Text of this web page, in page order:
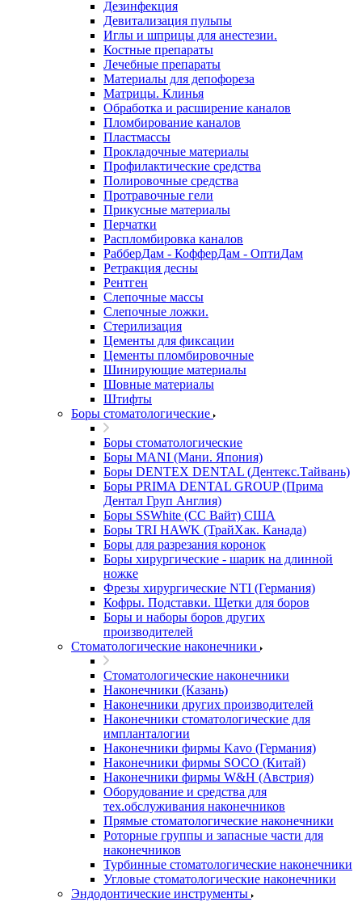
Дезинфекция
Девитализация пульпы
Иглы и шприцы для анестезии.
Костные препараты
Лечебные препараты
Материалы для депофореза
Матрицы. Клинья
Обработка и расширение каналов
Пломбирование каналов
Пластмассы
Прокладочные материалы
Профилактические средства
Полировочные средства
Протравочные гели
Прикусные материалы
Перчатки
Распломбировка каналов
РабберДам - КофферДам - ОптиДам
Ретракция десны
Рентген
Слепочные массы
Слепочные ложки.
Стерилизация
Цементы для фиксации
Цементы пломбировочные
Шинирующие материалы
Шовные материалы
Штифты
Боры стоматологические
Боры стоматологические
Боры MANI (Мани. Япония)
Боры DENTEX DENTAL (Дентекс.Тайвань)
Боры PRIMA DENTAL GROUP (Прима
Дентал Груп Англия)
Боры SSWhite (СС Вайт) США
Боры TRI HAWK (ТрайХак. Канада)
Боры для разрезания коронок
Боры хирургические - шарик на длинной
ножке
Фрезы хирургические NTI (Германия)
Кофры. Подставки. Щетки для боров
Боры и наборы боров других
производителей
Стоматологические наконечники
Стоматологические наконечники
Наконечники (Казань)
Наконечники других производителей
Наконечники стоматологические для
импланталогии
Наконечники фирмы Kavo (Германия)
Наконечники фирмы SOCO (Китай)
Наконечники фирмы W&H (Австрия)
Оборудование и средства для
тех.обслуживания наконечников
Прямые стоматологические наконечники
Роторные группы и запасные части для
наконечников
Турбинные стоматологические наконечники
Угловые стоматологические наконечники
Эндодонтические инструменты